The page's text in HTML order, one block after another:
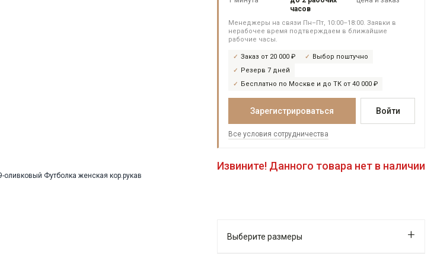
часов
Менеджеры на связи Пн–Пт, 10:00–18:00. Заявки в
нерабочее время подтверждаем в ближайшие
рабочие часы.
Заказ от 20 000 ₽
Выбор поштучно
Резерв 7 дней
Бесплатно по Москве и до ТК от 40 000 ₽
Зарегистрироваться Войти
Все условия сотрудничества
Извините! Данного товара нет в наличии
Выберите размеры